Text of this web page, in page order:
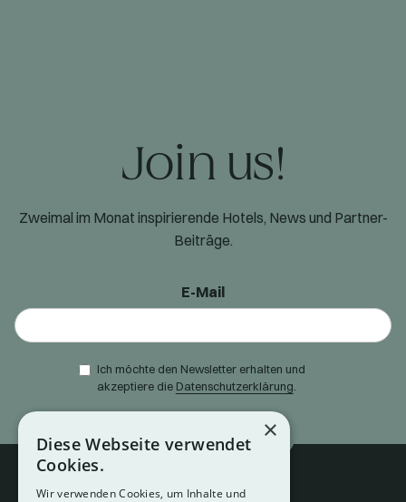
Join us!
Zweimal im Monat inspirierende Hotels, News und Partner-
Beiträge.
E-Mail
Ich möchte den Newsletter erhalten und
akzeptiere die Datenschutzerklärung
×
Diese Webseite verwendet
Cookies.
Wir verwenden Cookies, um Inhalte und